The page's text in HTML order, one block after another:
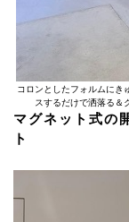
コロンとしたフォルムにき
スするだけで洒落る＆
マグネット式の
ト